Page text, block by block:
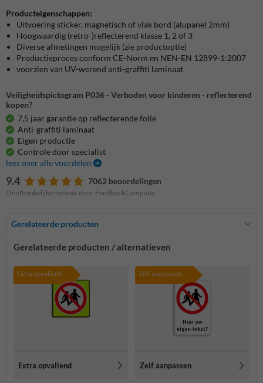
Producteigenschappen:
Uitvoering sticker, magnetisch of vlak bord (alupanel 2mm)
Hoogwaardig (retro-)reflecterend klasse 1, 2 of 3
Diverse afmetingen mogelijk (zie productoptie)
Productieproces conform CE-Norm en NEN-EN 12899-1:2007
voorzien van UV-werend anti-graffiti laminaat
Veiligheidspictogram P036 - Verboden voor kinderen - reflecterend
kopen?
7,5 jaar garantie op reflecterende folie
Anti-graffiti laminaat
Eigen productie
Controle door specialist
lees over alle voordelen
9.4 7062 beoordelingen
Onafhankelijke reviews door FeedbackCompany
Gerelateerde producten
Gerelateerde producten / alternatieven
Extra opvallend
Extra opvallend
Zelf aanpassen
Zelf aanpassen